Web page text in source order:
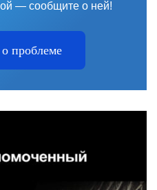
— сообщите о ней!
проблеме